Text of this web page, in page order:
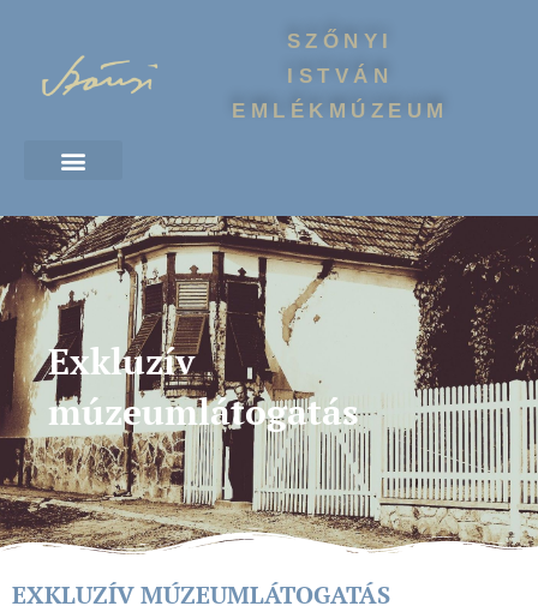
SZŐNYI
ISTVÁN
EMLÉKMÚZEUM
Exkluzív
múzeumlátogatás
EXKLUZÍV MÚZEUMLÁTOGATÁS